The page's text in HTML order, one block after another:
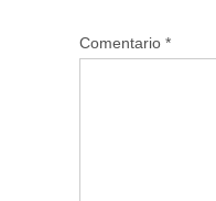
Comentario *